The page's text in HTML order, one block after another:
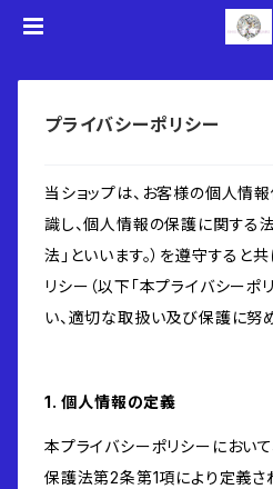
プライバシーポリシー
当ショップは、お客様の個人情
識し、個人情報の保護に関する
法」といいます。）を遵守すると
リシー（以下「本プライバシーポ
い、適切な取扱い及び保護に努
1. 個人情報の定義
本プライバシーポリシーにおい
保護法第2条第1項により定義さ